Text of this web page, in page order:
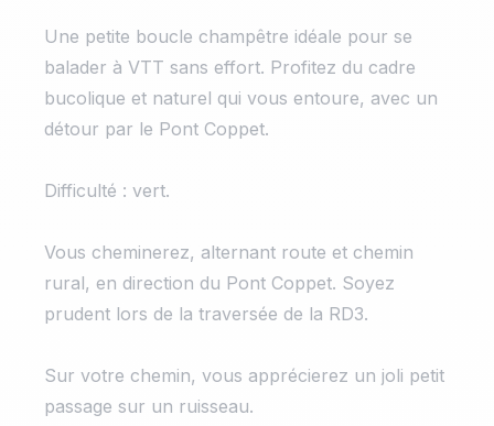
Une petite boucle champêtre idéale pour se
balader à VTT sans effort. Profitez du cadre
bucolique et naturel qui vous entoure, avec un
détour par le Pont Coppet.
Difficulté : vert.
Vous cheminerez, alternant route et chemin
rural, en direction du Pont Coppet. Soyez
prudent lors de la traversée de la RD3.
Sur votre chemin, vous apprécierez un joli petit
passage sur un ruisseau.